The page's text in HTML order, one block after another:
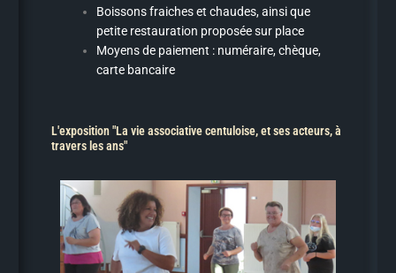
Boissons fraiches et chaudes, ainsi que
petite restauration proposée sur place
Moyens de paiement : numéraire, chèque,
carte bancaire
L'exposition "La vie associative centuloise, et ses acteurs, à
travers les ans"